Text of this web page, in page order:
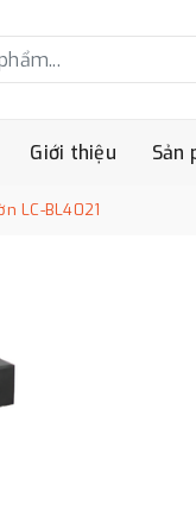
Giới thiệu Sản
LC-BL4021